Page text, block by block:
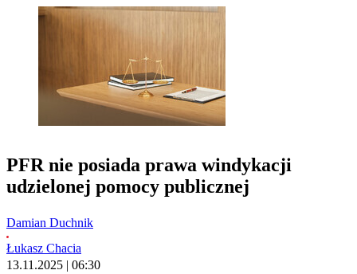
PFR nie posiada prawa windykacji
udzielonej pomocy publicznej
Damian Duchnik
Łukasz Chacia
13.11.2025 | 06:30